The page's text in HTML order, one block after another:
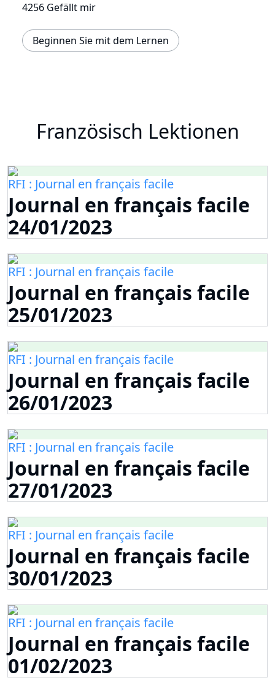
4256 Gefällt mir
Beginnen Sie mit dem Lernen
Französisch Lektionen
RFI : Journal en français facile
Journal en français facile
24/01/2023
RFI : Journal en français facile
Journal en français facile
25/01/2023
RFI : Journal en français facile
Journal en français facile
26/01/2023
RFI : Journal en français facile
Journal en français facile
27/01/2023
RFI : Journal en français facile
Journal en français facile
30/01/2023
RFI : Journal en français facile
Journal en français facile
01/02/2023